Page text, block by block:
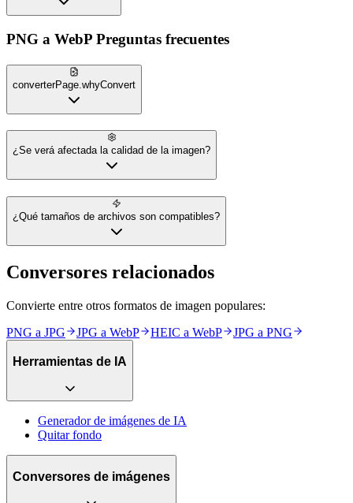
PNG a WebP Preguntas frecuentes
converterPage.whyConvert
¿Se verá afectada la calidad de la imagen?
¿Qué tamaños de archivos son compatibles?
Conversores relacionados
Convierte entre otros formatos de imagen populares:
PNG a JPG JPG a WebP HEIC a WebP JPG a PNG
Herramientas de IA
Generador de imágenes de IA
Quitar fondo
Conversores de imágenes